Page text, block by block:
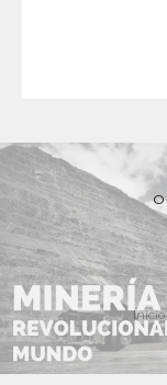
Inicio